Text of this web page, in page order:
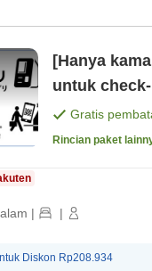
[Hanya
untuk
Gratis
Rincian paket
| |
Diskon Rp208.934